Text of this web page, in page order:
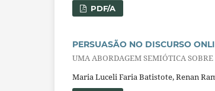
PDF/A
PERSUASÃO NO DISCURSO
UMA ABORDAGEM SEMIÓTICA
Maria Luceli Faria Batistote, Renan